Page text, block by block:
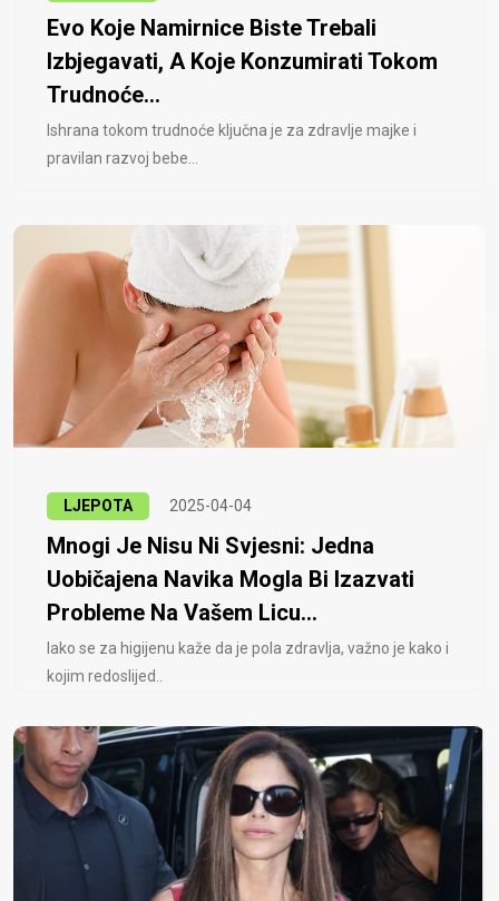
Evo Koje Namirnice Biste Trebali
Izbjegavati, A Koje Konzumirati Tokom
Trudnoće...
Ishrana tokom trudnoće ključna je za zdravlje majke i
pravilan razvoj bebe...
LJEPOTA 2025-04-04
Mnogi Je Nisu Ni Svjesni: Jedna
Uobičajena Navika Mogla Bi Izazvati
Probleme Na Vašem Licu...
Iako se za higijenu kaže da je pola zdravlja, važno je kako i
kojim redoslijed..